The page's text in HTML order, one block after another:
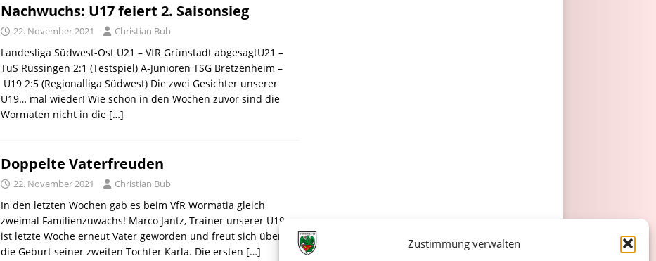
Zustimmung verwalten
Nachwuchs: U17 feiert 2. Saisonsieg
22. November 2021 Christian Bub
Landesliga Südwest-Ost U21 – VfR Grünstadt abgesagtU21 –
TuS Rüssingen 2:1 (Testspiel) A-Junioren TSG Bretzenheim –
U19 2:5 (Regionalliga Südwest) Die zwei Gesichter unserer
U19… mal wieder! Wie schon in den Wochen zuvor sind die
Wormaten nicht in die […]
Doppelte Vaterfreuden
22. November 2021 Christian Bub
In den letzten Wochen gab es beim VfR Wormatia gleich
zweimal Familienzuwachs! Marco Jantz, Trainer unserer U19,
ist letzte Woche erneut Vater geworden und freut sich über
die Geburt seiner zweiten Tochter Karla. Die ersten […]